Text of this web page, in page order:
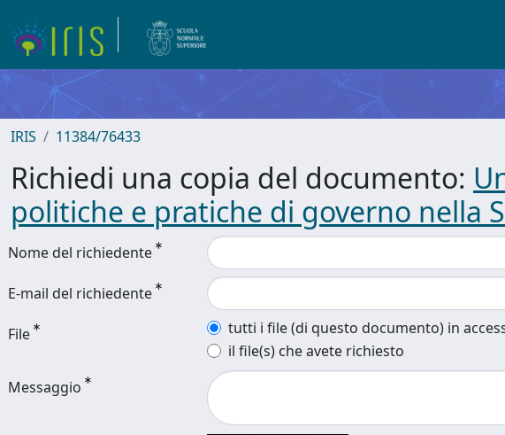
IRIS 11384/76433
Richiedi una copia del documento:
politiche e pratiche di governo nella
Nome del richiedente
E-mail del richiedente
File
tutti i file (di questo documento) in
il file(s) che avete richiesto
Messaggio